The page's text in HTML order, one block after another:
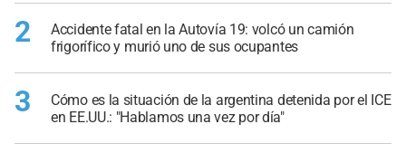
2
Accidente fatal en la Autovía 19: volcó un camión
frigorífico y murió uno de sus ocupantes
3
Cómo es la situación de la argentina detenida por el ICE
en EE.UU.: "Hablamos una vez por día"